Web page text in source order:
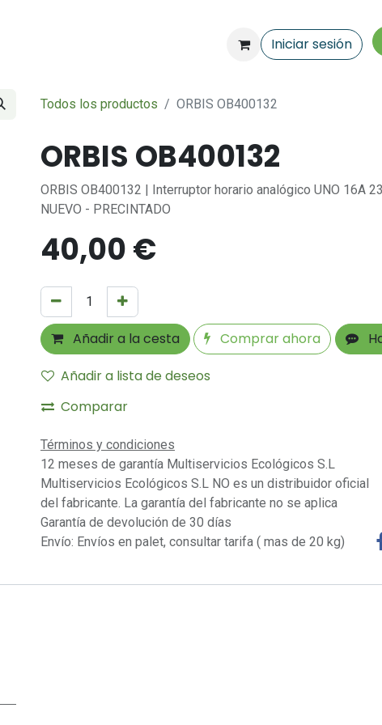
Iniciar sesión
Todos los productos ORBIS OB400132
ORBIS OB400132
ORBIS OB400132 | Interruptor horario analógico UNO 16A
NUEVO - PRECINTADO
40,00€
Añadir a la cesta Comprar ahora
Añadir a lista de deseos
Comparar
Términos y condiciones
12 meses de garantía Multiservicios Ecológicos S.L
Multiservicios Ecológicos S.L NO es un distribuidor oficial
del fabricante. La garantía del fabricante no se aplica
Garantía de devolución de 30 días
Envío: Envíos en palet, consultar tarifa ( mas de 20 kg)